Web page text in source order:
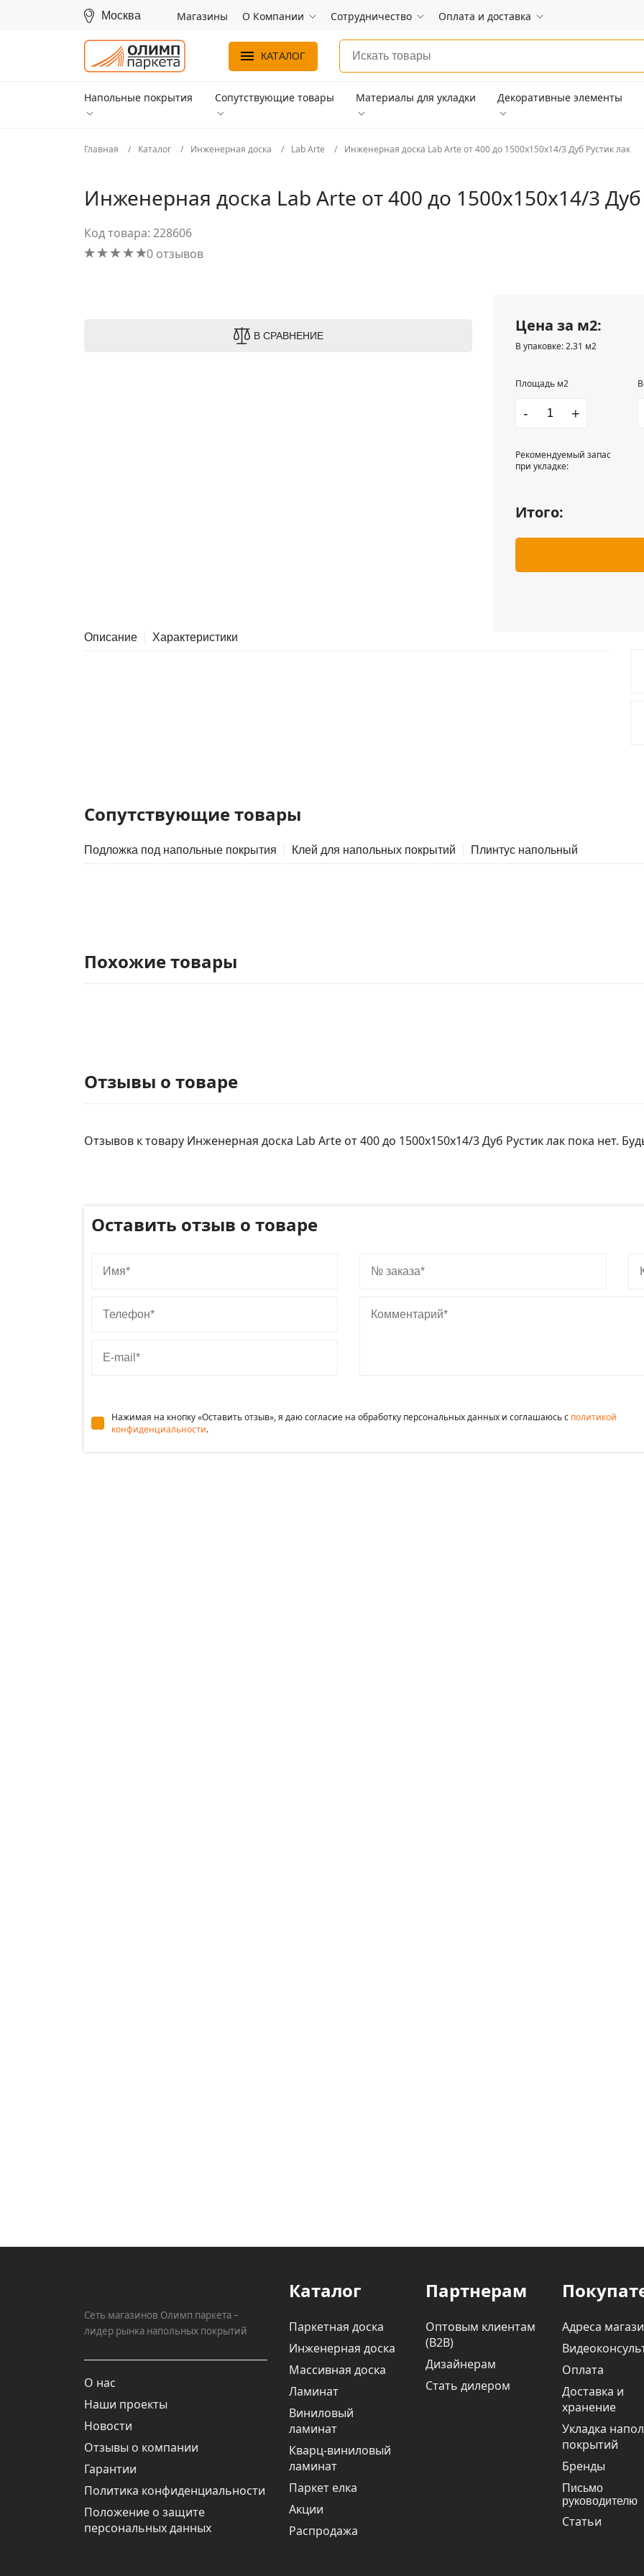
Москва Магазины О Компании Сотрудничество Оплата и доставка
КАТАЛОГ
Напольные покрытия Сопутствующие товары Материалы для укладки Декоративные элементы
Главная Каталог Инженерная доска Lab Arte Инженерная доска Lab Arte от 400 до 1500х150х14/3 Дуб Рустик лак
Инженерная доска Lab Arte от 400 до 1500х150х14/3 Дуб
Код товара: 228606
0 отзывов
В СРАВНЕНИЕ
Цена за м2:
В упаковке: 2.31 м2
Площадь м2
- +
Рекомендуемый запас
при укладке:
Итого:
Описание Характеристики
Сопутствующие товары
Подложка под напольные покрытия Клей для напольных покрытий Плинтус напольный
Похожие товары
Отзывы о товаре
Отзывов к товару Инженерная доска Lab Arte от 400 до 1500х150х14/3 Дуб Рустик лак пока нет.
Оставить отзыв о товаре
Нажимая на кнопку «Оставить отзыв», я даю согласие на обработку персональных данных и соглашаюсь c политикой
конфиденциальности.
Сеть магазинов Олимп паркета –
лидер рынка напольных покрытий
О нас
Наши проекты
Новости
Отзывы о компании
Гарантии
Политика конфиденциальности
Положение о защите
персональных данных
Каталог
Паркетная доска
Инженерная доска
Массивная доска
Ламинат
Виниловый
ламинат
Кварц-виниловый
ламинат
Паркет елка
Акции
Распродажа
Партнерам
Оптовым клиентам
(В2В)
Дизайнерам
Стать дилером
Адреса
Оплата
Доставка и
хранение
Укладка
покрытий
Бренды
Письмо
руководителю
Статьи